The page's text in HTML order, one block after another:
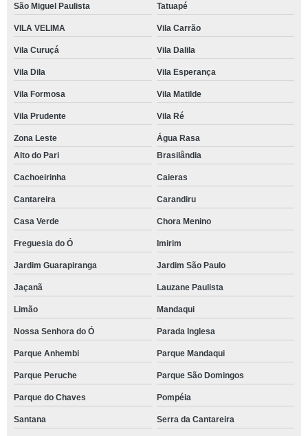
São Miguel Paulista Tatuapé
VILA VELIMA Vila Carrão
Vila Curuçá Vila Dalila
Vila Dila Vila Esperança
Vila Formosa Vila Matilde
Vila Prudente Vila Ré
Zona Leste
Água Rasa
Alto do Pari
Brasilândia
Cachoeirinha Caieras
Cantareira Carandiru
Casa Verde Chora Menino
Freguesia do Ó Imirim
Jardim Guarapiranga Jardim São Paulo
Jaçanã Lauzane Paulista
Limão Mandaqui
Nossa Senhora do Ó Parada Inglesa
Parque Anhembi Parque Mandaqui
Parque Peruche Parque São Domingos
Parque do Chaves Pompéia
Santana Serra da Cantareira